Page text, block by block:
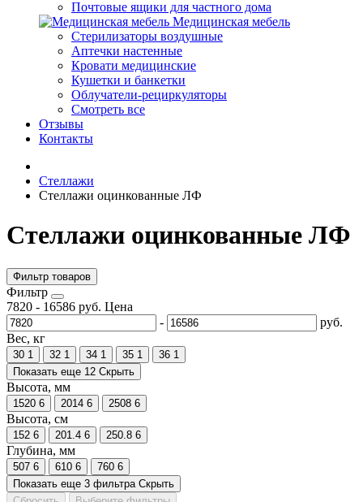
Почтовые ящики для частного дома
Медицинская мебель
Стерилизаторы воздушные
Аптечки настенные
Кровати медицинские
Кушетки и банкетки
Облучатели-рециркуляторы
Смотреть все
Отзывы
Контакты
Стеллажи
Стеллажи оцинкованные ЛФ
Стеллажи оцинкованные ЛФ
Фильтр товаров
Фильтр
7820 - 16586 руб. Цена
-
руб.
Вес, кг
30 1 32 1 34 1 35 1 36 1
Показать еще 12 Скрыть
Высота, мм
1520 6 2014 6 2508 6
Высота, см
152 6 201.4 6 250.8 6
Глубина, мм
507 6 610 6 760 6
Показать еще 3 фильтра Скрыть